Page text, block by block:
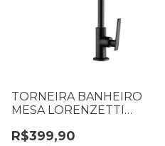
TORNEIRA BANHEIRO
MESA LORENZETTI
7048650
R$399,90